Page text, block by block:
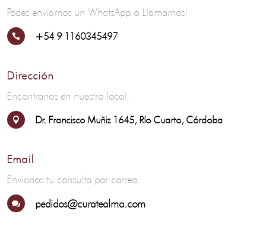
Podes enviarnos un WhatsApp o Llamarnos!
 +54 9 1160345497
Dirección
Encontranos en nuestro local.
 Dr. Francisco Muñiz 1645, Río Cuarto, Córdoba
Email
Envianos tu consulta por correo.
 pedidos@curatealma.com